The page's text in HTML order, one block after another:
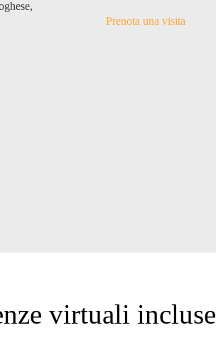
Prenota una visita
virtuali incluse